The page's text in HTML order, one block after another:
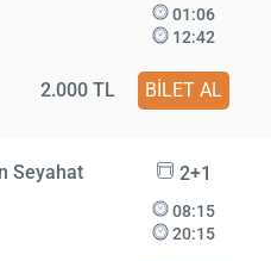
01:06
12:42
2.000 TL BİLET AL
Seyahat 2+1
08:15
20:15